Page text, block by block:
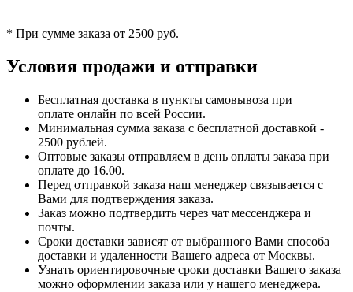
* При сумме заказа от 2500 руб.
Условия продажи и отправки
Бесплатная доставка в пункты самовывоза при
оплате онлайн по всей России.
Минимальная сумма заказа с бесплатной доставкой -
2500 рублей.
Оптовые заказы отправляем в день оплаты заказа при
оплате до 16.00.
Перед отправкой заказа наш менеджер связывается с
Вами для подтверждения заказа.
Заказ можно подтвердить через чат мессенджера и
почты.
Сроки доставки зависят от выбранного Вами способа
доставки и удаленности Вашего адреса от Москвы.
Узнать ориентировочные сроки доставки Вашего заказа
можно оформлении заказа или у нашего менеджера.